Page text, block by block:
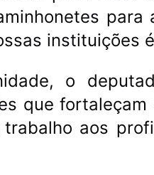
instituições
o
que
aos